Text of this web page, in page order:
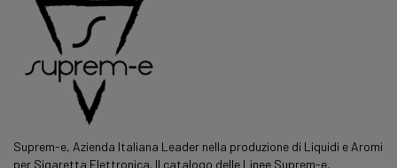
Suprem-e, Azienda Italiana Leader nella produzione di Liquidi e Aromi
per Sigaretta Elettronica. Il catalogo delle Linee Suprem-e,